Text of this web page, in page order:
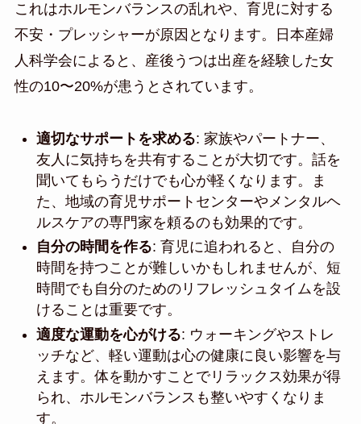
これはホルモンバランスの乱れや、育児に対する
不安・プレッシャーが原因となります。日本産婦
人科学会によると、産後うつは出産を経験した女
性の10〜20%が患うとされています。
適切なサポートを求める: 家族やパートナー、
友人に気持ちを共有することが大切です。話を
聞いてもらうだけでも心が軽くなります。ま
た、地域の育児サポートセンターやメンタルヘ
ルスケアの専門家を頼るのも効果的です。
自分の時間を作る: 育児に追われると、自分の
時間を持つことが難しいかもしれませんが、短
時間でも自分のためのリフレッシュタイムを設
けることは重要です。
適度な運動を心がける: ウォーキングやストレ
ッチなど、軽い運動は心の健康に良い影響を与
えます。体を動かすことでリラックス効果が得
られ、ホルモンバランスも整いやすくなりま
す。